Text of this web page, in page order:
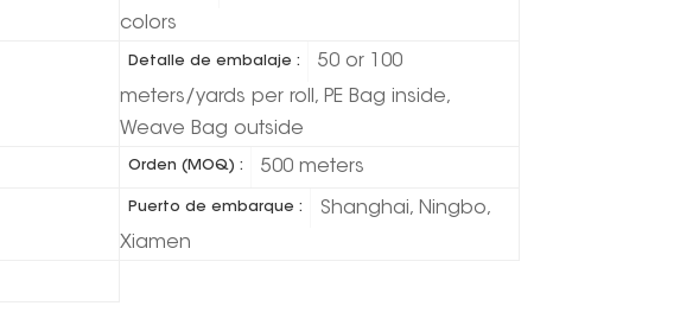
colors
Detalle de embalaje :
50 or 100
meters/yards per roll, PE Bag inside,
Weave Bag outside
Orden (MOQ) : 500 meters
Puerto de embarque :
Shanghai, Ningbo,
Xiamen